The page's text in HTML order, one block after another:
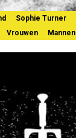
Sophie Turner
Vrouwen Mannen